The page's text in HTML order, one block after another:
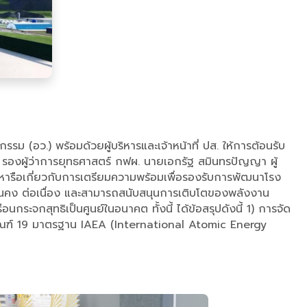
ม (อว.) พร้อมด้วยผู้บริหารและเจ้าหน้าที่ ปส. ให้การต้อนรับ
องผู้ว่าการยุทธศาสตร์ กฟผ. นายเอกรัฐ สมินทรปัญญา ผู้
รือเกี่ยวกับการเตรียมความพร้อมเพื่อรองรับการพัฒนาโรง
ง ต่อเนื่อง และสามารถสนับสนุนการเติบโตของพลังงาน
นกระจกสุทธิเป็นศูนย์ในอนาคต ทั้งนี้ ได้ข้อสรุปดังนี้ 1) การจัด
ณฑ์ 19 มาตรฐาน IAEA (International Atomic Energy